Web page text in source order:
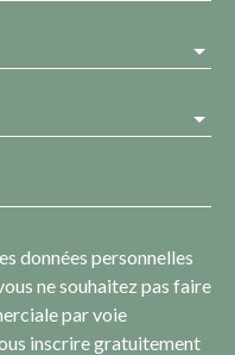
données personnelles
ne souhaitez pas faire
par voie
inscrire gratuitement